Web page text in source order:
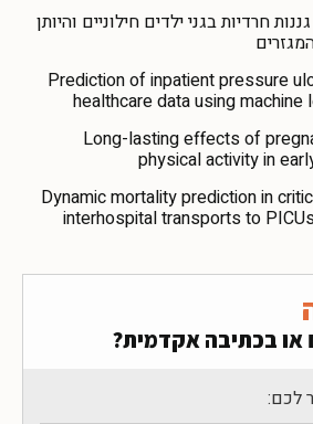
חרדיות בגני ילדים חילוניים והיותן
Prediction of inpatient pressure
healthcare data using
Long-lasting effects of
physical activity in
Dynamic mortality prediction in
interhospital transports to
או בכתיבה אקדמית?
לכם: